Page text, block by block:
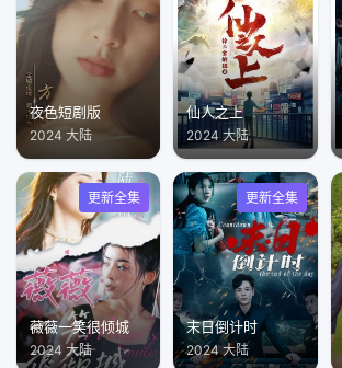
夜色短剧版
2024 大陆
仙人之上
2024 大陆
更新全集
薇薇一笑很倾城
2024 大陆
更新全集
末日倒计时
2024 大陆